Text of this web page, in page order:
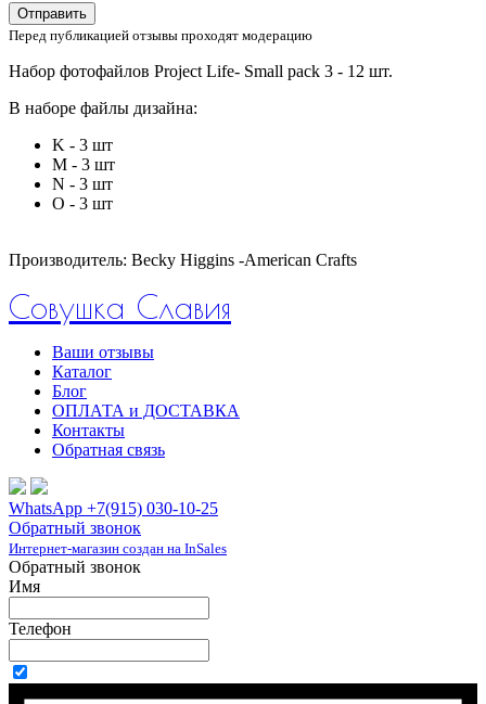
Отправить
Перед публикацией отзывы проходят модерацию
Набор фотофайлов Project Life- Small pack 3 - 12 шт.
В наборе файлы дизайна:
K - 3 шт
M - 3 шт
N - 3 шт
O - 3 шт
Производитель: Becky Higgins -American Crafts
Совушка Славия
Ваши отзывы
Каталог
Блог
ОПЛАТА и ДОСТАВКА
Контакты
Обратная связь
WhatsApp +7(915) 030-10-25
Обратный звонок
Интернет-магазин создан на InSales
Обратный звонок
Имя
Телефон